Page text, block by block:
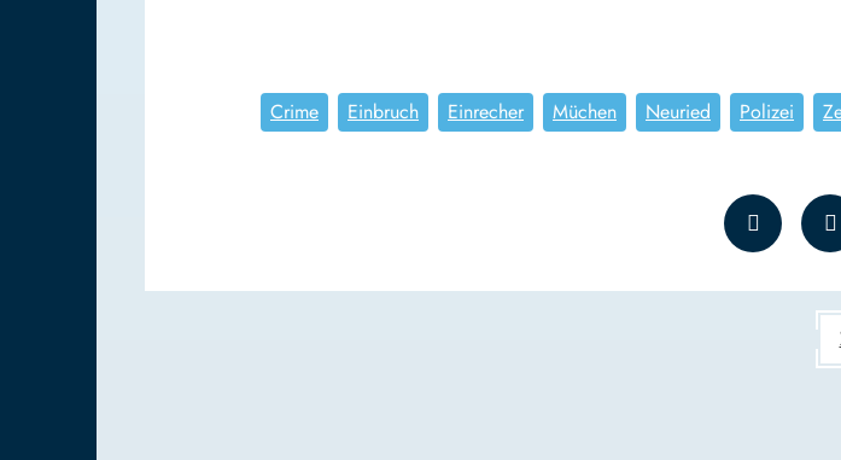
Crime Einbruch Einrecher Müchen Neuried Polizei